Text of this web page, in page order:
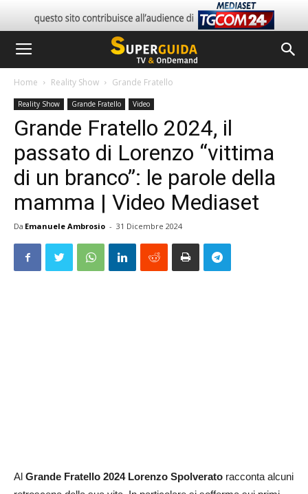
Home Reality Show Grande Fratello
Reality Show Grande Fratello Video
Grande Fratello 2024, il
passato di Lorenzo “vittima
di un branco”: le parole della
mamma | Video Mediaset
Da Emanuele Ambrosio - 31 Dicembre 2024
Al Grande Fratello 2024 Lorenzo Spolverato racconta alcuni